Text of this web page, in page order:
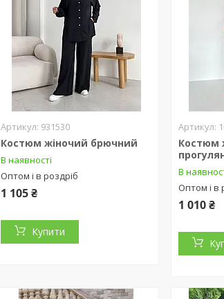
931530
Костюм жіночий брючний
В наявності
Оптом і в роздріб
1 105 ₴
Купити
Костюм
В
Оптом і в
1 010 ₴